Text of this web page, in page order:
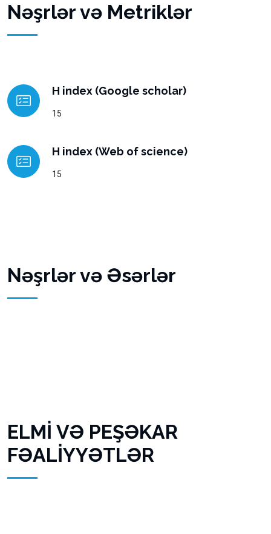
Nəşrlər və Metriklər
H index (Google scholar)
15
H index (Web of science)
15
Nəşrlər və Əsərlər
ELMİ VƏ PEŞƏKAR
FƏALİYYƏTLƏR